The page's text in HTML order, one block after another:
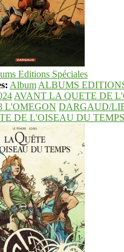
Editions Spéciales
Album ALBUMS
AVANT LA QUETE DE
L'OMEGON DARGAUD/
DE L'OISEAU DU